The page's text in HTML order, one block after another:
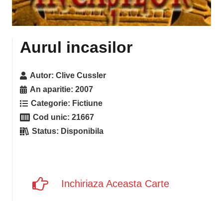
Aurul incasilor
Autor:Clive Cussler
An aparitie:2007
Categorie: Fictiune
Cod unic:21667
Status: Disponibila
Inchiriaza Aceasta Carte